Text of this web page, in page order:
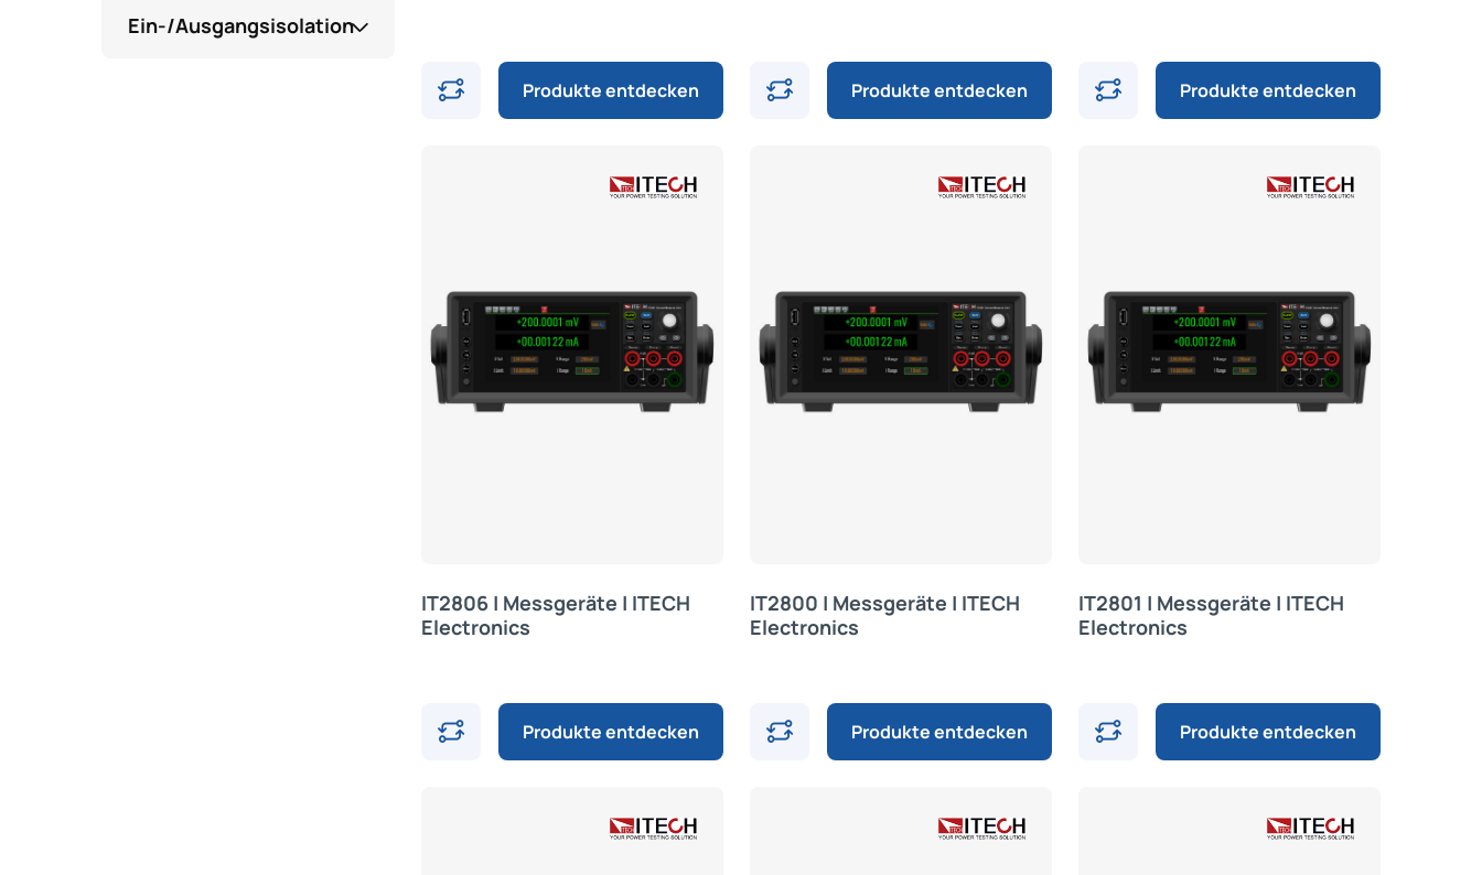
Ein-/Ausgangsisolation
Produkte entdecken Produkte entdecken Produkte entdecken
IT2806 | Messgeräte | ITECH
Electronics
Produkte entdecken
IT2800 | Messgeräte | ITECH
Electronics
Produkte entdecken
IT2801 | Messgeräte | ITECH
Electronics
Produkte entdecken